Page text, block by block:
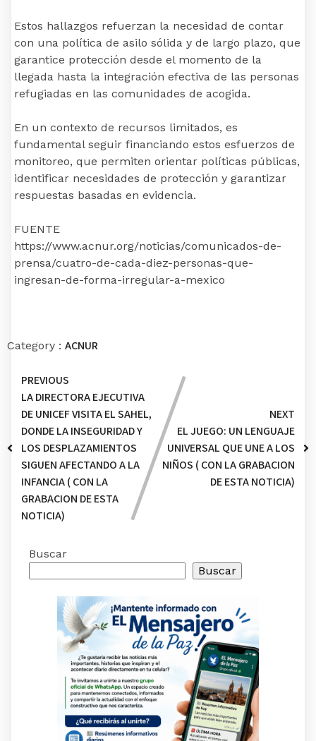
Estos hallazgos refuerzan la necesidad de contar
con una política de asilo sólida y de largo plazo, que
garantice protección desde el momento de la
llegada hasta la integración efectiva de las personas
refugiadas en las comunidades de acogida.
En un contexto de recursos limitados, es
fundamental seguir financiando estos esfuerzos de
monitoreo, que permiten orientar políticas públicas,
identificar necesidades de protección y garantizar
respuestas basadas en evidencia.
FUENTE
https://www.acnur.org/noticias/comunicados-de-
prensa/cuatro-de-cada-diez-personas-que-
ingresan-de-forma-irregular-a-mexico
Category : ACNUR
PREVIOUS
LA DIRECTORA EJECUTIVA
DE UNICEF VISITA EL SAHEL,
DONDE LA INSEGURIDAD Y
LOS DESPLAZAMIENTOS
SIGUEN AFECTANDO A LA
INFANCIA ( CON LA
GRABACION DE ESTA
NOTICIA)
NEXT
EL JUEGO: UN LENGUAJE
UNIVERSAL QUE UNE A LOS
NIÑOS ( CON LA GRABACION
DE ESTA NOTICIA)
Buscar
Buscar